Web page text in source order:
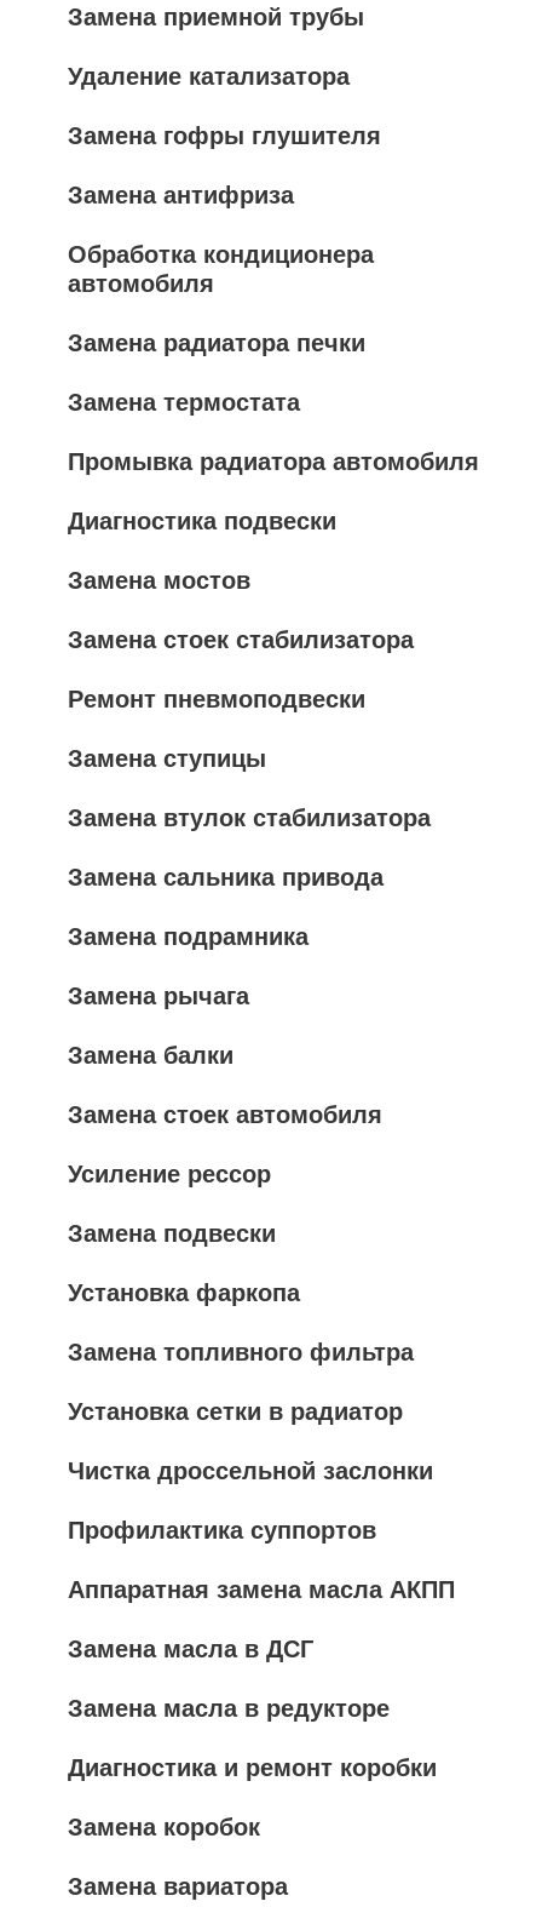
Замена приемной трубы
Удаление катализатора
Замена гофры глушителя
Замена антифриза
Обработка кондиционера
автомобиля
Замена радиатора печки
Замена термостата
Промывка радиатора автомобиля
Диагностика подвески
Замена мостов
Замена стоек стабилизатора
Ремонт пневмоподвески
Замена ступицы
Замена втулок стабилизатора
Замена сальника привода
Замена подрамника
Замена рычага
Замена балки
Замена стоек автомобиля
Усиление рессор
Замена подвески
Установка фаркопа
Замена топливного фильтра
Установка сетки в радиатор
Чистка дроссельной заслонки
Профилактика суппортов
Аппаратная замена масла АКПП
Замена масла в ДСГ
Замена масла в редукторе
Диагностика и ремонт коробки
Замена коробок
Замена вариатора